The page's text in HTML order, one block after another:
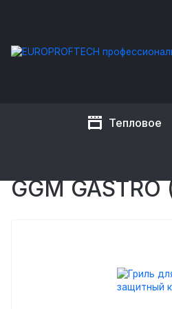
Тепловое
EUROPROFTECH Тепловое
ГРИЛЬ ДЛЯ
GGM